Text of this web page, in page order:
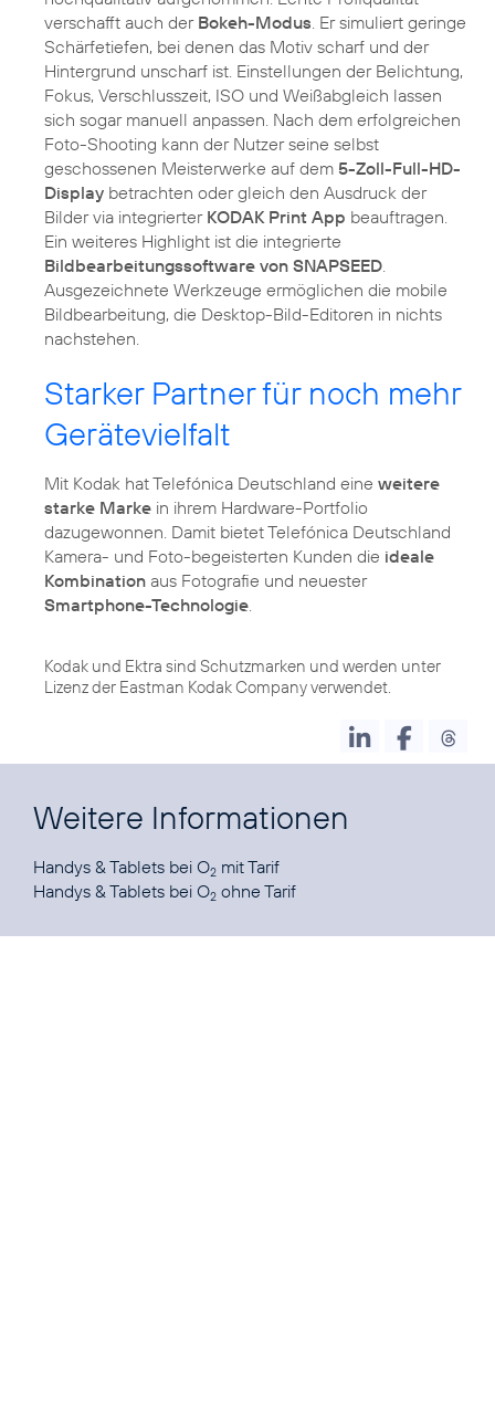
verschafft auch der Bokeh-Modus. Er simuliert geringe
Schärfetiefen, bei denen das Motiv scharf und der
Hintergrund unscharf ist. Einstellungen der Belichtung,
Fokus, Verschlusszeit, ISO und Weißabgleich lassen
sich sogar manuell anpassen. Nach dem erfolgreichen
Foto-Shooting kann der Nutzer seine selbst
geschossenen Meisterwerke auf dem 5-Zoll-Full-HD-
Display betrachten oder gleich den Ausdruck der
Bilder via integrierter KODAK Print App beauftragen.
Ein weiteres Highlight ist die integrierte
Bildbearbeitungssoftware von SNAPSEED.
Ausgezeichnete Werkzeuge ermöglichen die mobile
Bildbearbeitung, die Desktop-Bild-Editoren in nichts
nachstehen.
Starker Partner für noch mehr
Gerätevielfalt
Mit Kodak hat Telefónica Deutschland eine weitere
starke Marke in ihrem Hardware-Portfolio
dazugewonnen. Damit bietet Telefónica Deutschland
Kamera- und Foto-begeisterten Kunden die ideale
Kombination aus Fotografie und neuester
Smartphone-Technologie.
Kodak und Ektra sind Schutzmarken und werden unter
Lizenz der Eastman Kodak Company verwendet.
Weitere Informationen
Handys & Tablets bei O2
Handys & Tablets bei O2 ohne Tarif